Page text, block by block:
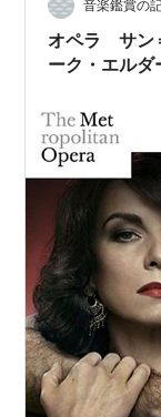
音楽鑑賞の
オペラ サン
ーク・エル